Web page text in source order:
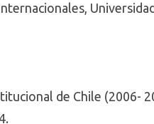
de Chile (2006-